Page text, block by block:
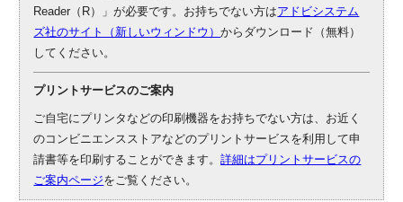
Reader（R）」が必要です。お持ちでない方はアドビシステム
ズ社のサイト（新しいウィンドウ）からダウンロード（無料）
してください。
プリントサービスのご案内
ご自宅にプリンタなどの印刷機器をお持ちでない方は、お近く
のコンビニエンスストアなどのプリントサービスを利用して申
請書等を印刷することができます。詳細はプリントサービスの
ご案内ページをご覧ください。